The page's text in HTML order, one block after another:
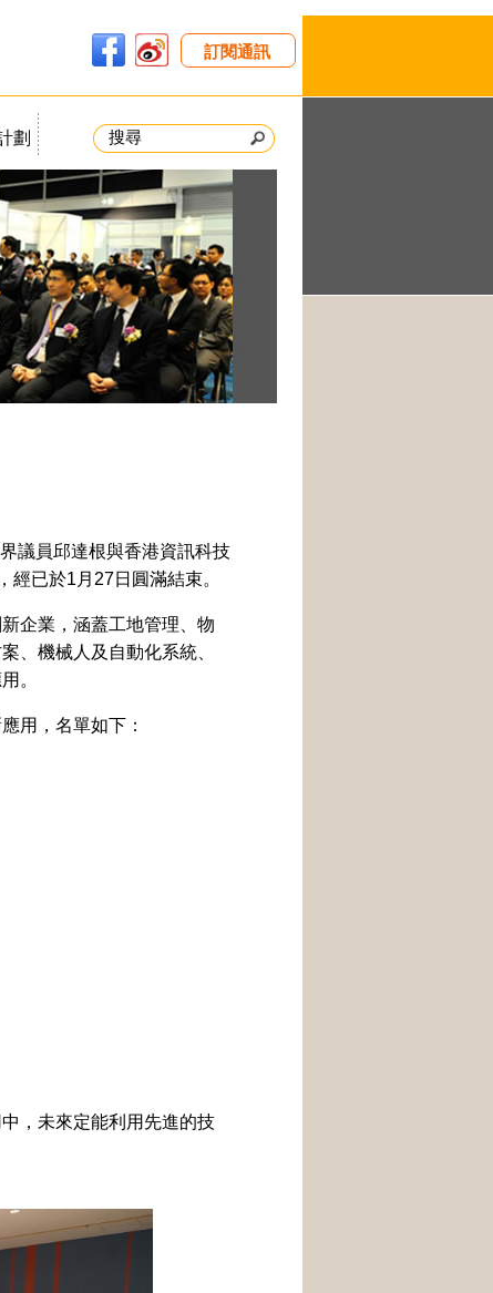
訂閱通訊
劃
議員邱達根與香港資訊科技
已於1月27日圓滿結束。
企業，涵蓋工地管理、物
、機械人及自動化系統、
。
用，名單如下：
，未來定能利用先進的技